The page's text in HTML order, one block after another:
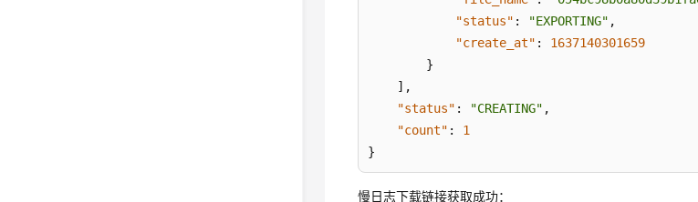
"status" : "EXPORTING" ,
"create_at" :
1637140301659
}
] ,
"status" : "CREATING" ,
"count" :
1
}
慢日志下载链接获取成功：